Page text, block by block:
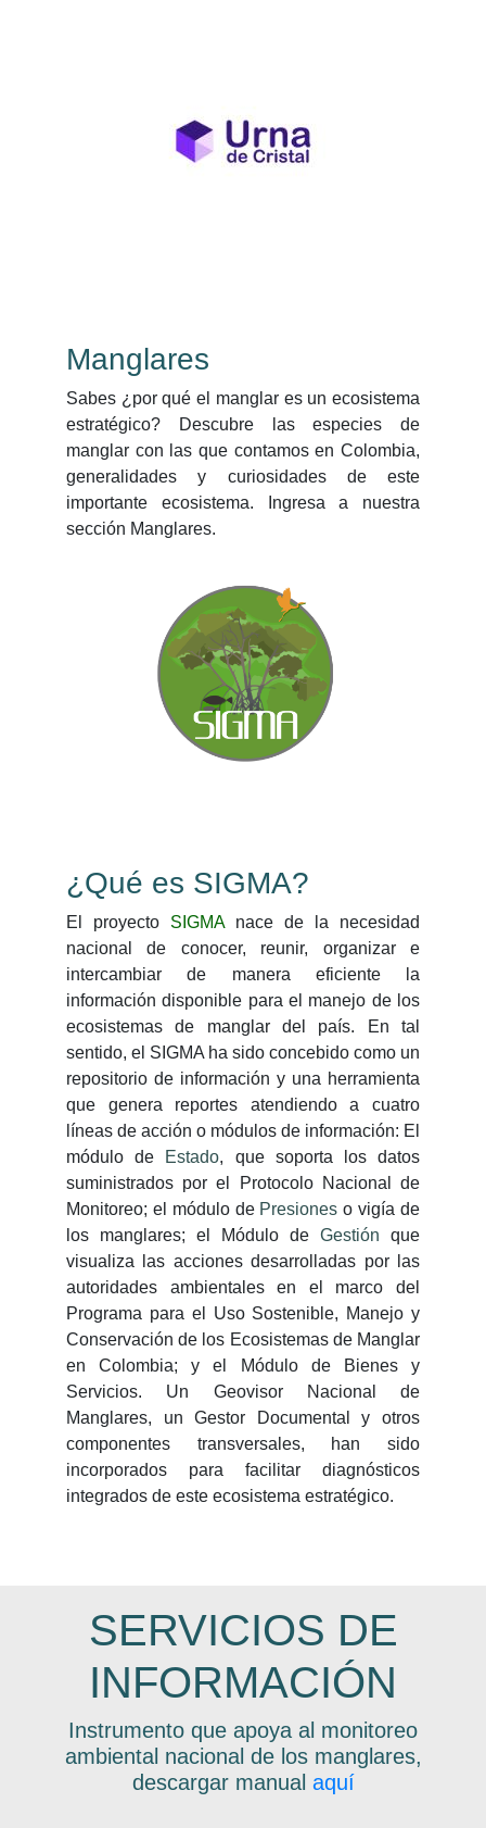
Manglares
Sabes ¿por qué el manglar es un ecosistema
estratégico? Descubre las especies de
manglar con las que contamos en Colombia,
generalidades y curiosidades de este
importante ecosistema. Ingresa a nuestra
sección Manglares.
¿Qué es SIGMA?
El proyecto SIGMAnace de la necesidad
nacional de conocer, reunir, organizar e
intercambiar de manera eficiente la
información disponible para el manejo de los
ecosistemas de manglar del país. En tal
sentido, el SIGMA ha sido concebido como un
repositorio de información y una herramienta
que genera reportes atendiendo a cuatro
líneas de acción o módulos de información: El
módulo de Estado, que soporta los datos
suministrados por el Protocolo Nacional de
Monitoreo; el módulo dePresiones o vigía de
los manglares; el Módulo de Gestión que
visualiza las acciones desarrolladas por las
autoridades ambientales en el marco del
Programa para el Uso Sostenible, Manejo y
Conservación de los Ecosistemas de Manglar
en Colombia; y el Módulo de Bienes y
Servicios. Un Geovisor Nacional de
Manglares, un Gestor Documental y otros
componentes transversales, han sido
incorporados para facilitar diagnósticos
integrados de este ecosistema estratégico.
SERVICIOS DE
INFORMACIÓN
Instrumento que apoya al monitoreo
ambiental nacional de los manglares,
descargar manual aquí